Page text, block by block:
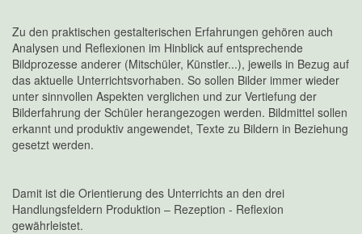
Zu den praktischen gestalterischen Erfahrungen gehören auch
Analysen und Reflexionen im Hinblick auf entsprechende
Bildprozesse anderer (Mitschüler, Künstler...), jeweils in Bezug auf
das aktuelle Unterrichtsvorhaben. So sollen Bilder immer wieder
unter sinnvollen Aspekten verglichen und zur Vertiefung der
Bilderfahrung der Schüler herangezogen werden. Bildmittel sollen
erkannt und produktiv angewendet, Texte zu Bildern in Beziehung
gesetzt werden.
Damit ist die Orientierung des Unterrichts an den drei
Handlungsfeldern Produktion – Rezeption - Reflexion
gewährleistet.